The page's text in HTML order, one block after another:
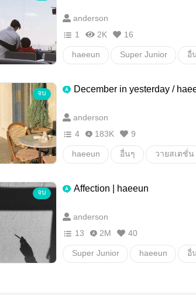
anderson
1
2K 16
haeeun Super Junior อื่
จบ December in yesterday /
anderson
4
183K 9
haeeun อื่นๆ วายสเตชั่น
จบ Affection | haeeun
anderson
13
2M 40
Super Junior haeeun อื่